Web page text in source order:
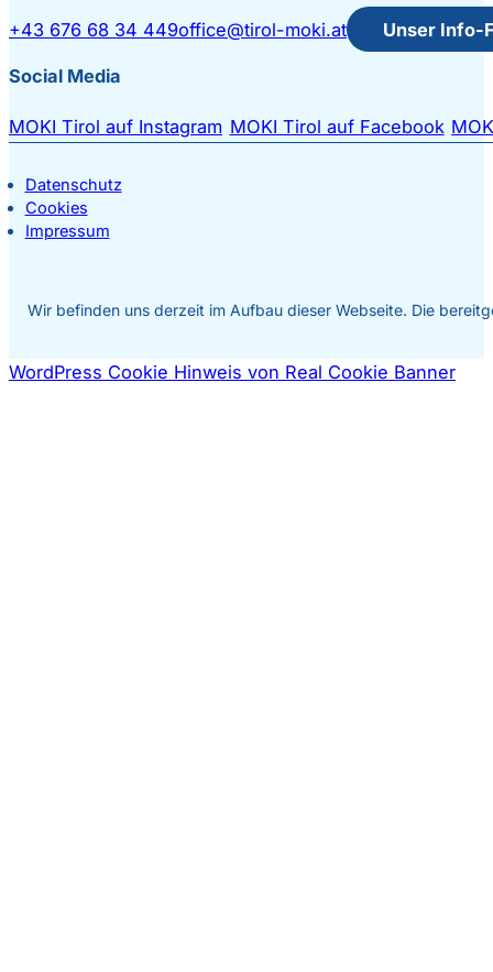
+43 676 68 34 449office@tirol-moki.at Unser Info-
Social Media
MOKI Tirol auf Instagram MOKI Tirol auf Facebook
Datenschutz
Cookies
Impressum
Wir befinden uns derzeit im Aufbau dieser Webseite. Die
WordPress Cookie Hinweis von Real Cookie Banner